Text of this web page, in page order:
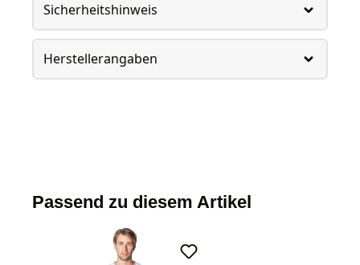
Sicherheitshinweis
Herstellerangaben
Passend zu diesem Artikel